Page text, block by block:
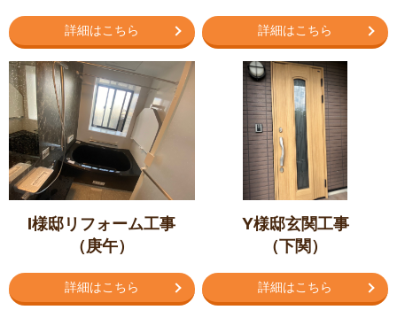
詳細はこちら 詳細はこちら
I様邸リフォーム工事
（庚午）
詳細はこちら
Y様邸玄関工事
（下関）
詳細はこちら